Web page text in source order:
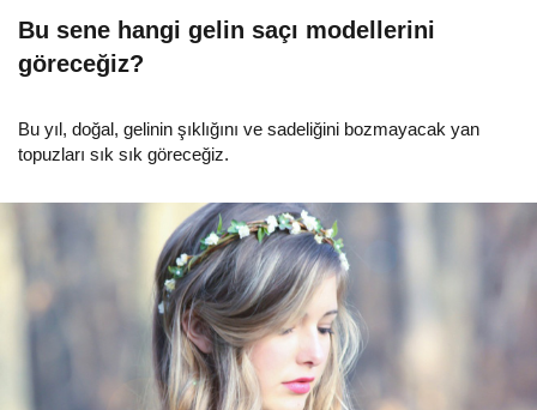
Bu sene hangi gelin saçı modellerini
göreceğiz?
Bu yıl, doğal, gelinin şıklığını ve sadeliğini bozmayacak yan
topuzları sık sık göreceğiz.